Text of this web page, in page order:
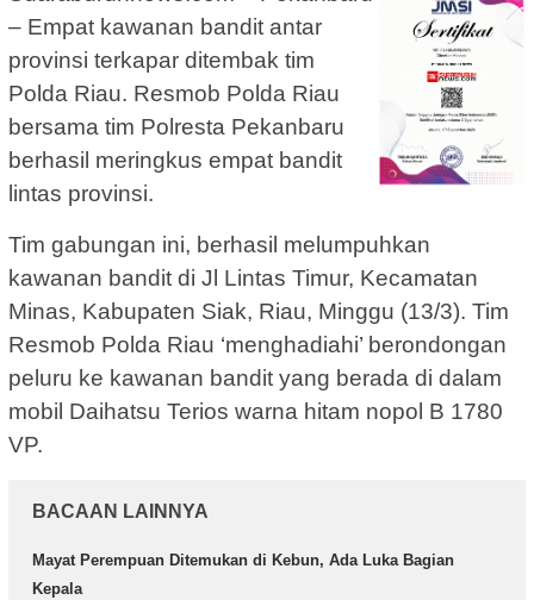
– Empat kawanan bandit antar
provinsi terkapar ditembak tim
Polda Riau. Resmob Polda Riau
bersama tim Polresta Pekanbaru
berhasil meringkus empat bandit
lintas provinsi.
Tim gabungan ini, berhasil melumpuhkan
kawanan bandit di Jl Lintas Timur, Kecamatan
Minas, Kabupaten Siak, Riau, Minggu (13/3). Tim
Resmob Polda Riau ‘menghadiahi’ berondongan
peluru ke kawanan bandit yang berada di dalam
mobil Daihatsu Terios warna hitam nopol B 1780
VP.
BACAAN LAINNYA
Mayat Perempuan Ditemukan di Kebun, Ada Luka Bagian
Kepala